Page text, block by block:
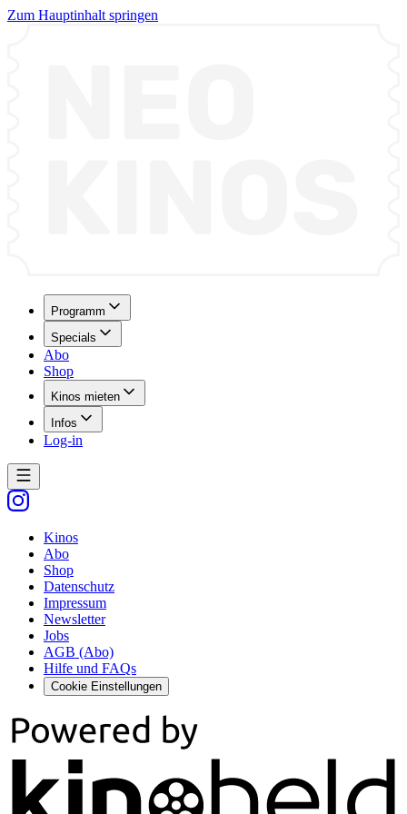
Zum Hauptinhalt springen
Programm
Specials
Abo
Shop
Kinos mieten
Infos
Log-in
Kinos
Abo
Shop
Datenschutz
Impressum
Newsletter
Jobs
AGB (Abo)
Hilfe und FAQs
Cookie Einstellungen